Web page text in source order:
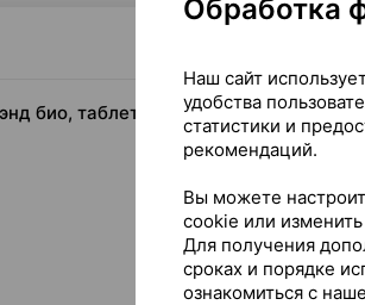
био, таблетки ×30, ФАРМЛЭНД БИО
На карте
9
Обработка
Наш сайт
удобства
статистики и
рекомендаций.
Вы можете
cookie или
Для получения
сроках и порядке
ознакомиться с